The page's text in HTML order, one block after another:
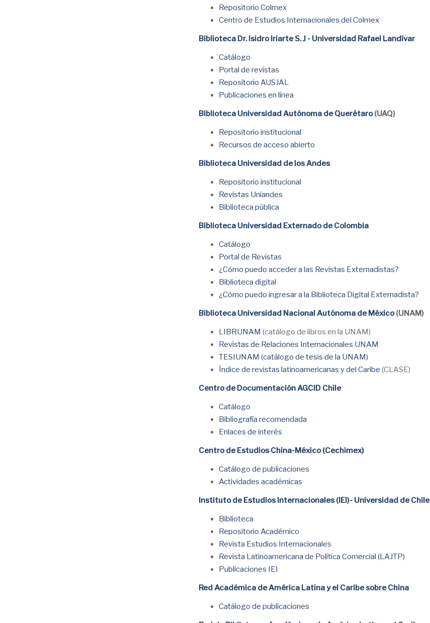
Repositorio Colmex
Centro de Estudios Internacionales del Colmex
Biblioteca Dr. Isidro Iriarte S. J - Universidad Rafael Landívar
Catálogo
Portal de revistas
Repositorio AUSJAL
Publicaciones en línea
Biblioteca Universidad Autónoma de Querétaro(UAQ)
Repositorio institucional
Recursos de acceso abierto
Biblioteca Universidad de los Andes
Repositorio institucional
Revistas Uniandes
Biblioteca pública
Biblioteca Universidad Externado de Colombia
Catálogo
Portal de Revistas
¿Cómo puedo acceder a las Revistas Externadistas?
Biblioteca digital
¿Cómo puedo ingresar a la Biblioteca Digital Externadista?
Biblioteca Universidad Nacional Autónoma de México(UNAM)
LIBRUNAM (catálogo de libros en la UNAM)
Revistas de Relaciones Internacionales UNAM
TESIUNAM (catálogo de tesis de la UNAM)
Índice de revistas latinoamericanas y del Caribe (CLASE)
Centro de Documentación AGCID Chile
Catálogo
Bibliografía recomendada
Enlaces de interés
Centro de Estudios China-México (Cechimex)
Catálogo de publicaciones
Actividades académicas
Instituto de Estudios Internacionales (IEI)- Universidad de Chile
Biblioteca
Repositorio Académico
Revista Estudios Internacionales
Revista Latinoamericana de Política Comercial (LAJTP)
Publicaciones IEI
Red Académica de América Latina y el Caribe sobre China
Catálogo de publicaciones